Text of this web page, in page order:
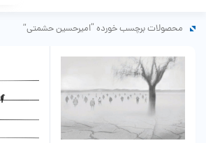
محصولات برچسب خورده “امیرحسین حشمتی”